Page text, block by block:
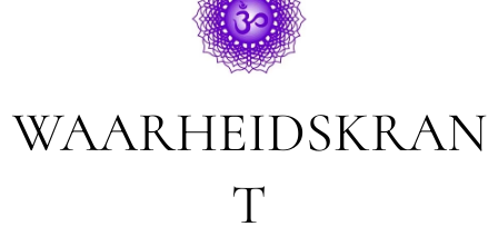
WAARHEIDSKRAN
T